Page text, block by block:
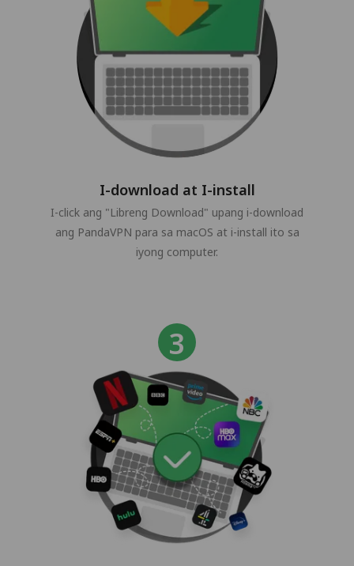
I-download at I-install
I-click ang "Libreng Download" upang i-download
ang PandaVPN para sa macOS at i-install ito sa
iyong computer.